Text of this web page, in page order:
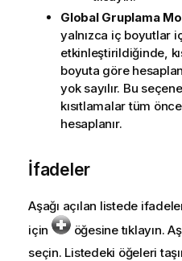
Global Gruplama
yalnızca iç boyutlar
etkinleştirildiğinde,
boyuta göre
yok sayılır. Bu
kısıtlamalar tüm
hesaplanır.
İfadeler
Aşağı açılan listede
için
öğesine tıklayın.
seçin. Listedeki öğeleri